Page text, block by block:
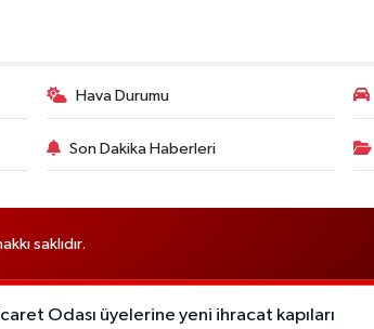
Hava Durumu
Son Dakika Haberleri
saklıdır.
Odası üyelerine yeni ihracat kapıları